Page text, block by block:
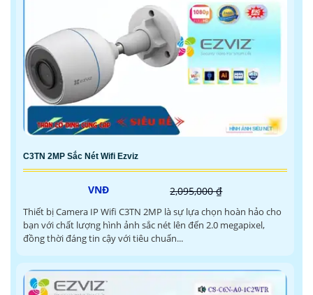
C3TN 2MP Sắc Nét Wifi Ezviz
VNĐ 2,095,000 ₫
Thiết bị Camera IP Wifi C3TN 2MP là sự lựa chọn hoàn hảo cho
bạn với chất lượng hình ảnh sắc nét lên đến 2.0 megapixel,
đồng thời đáng tin cậy với tiêu chuẩn...